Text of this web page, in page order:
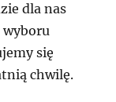
dla nas
wyboru
się
chwilę.